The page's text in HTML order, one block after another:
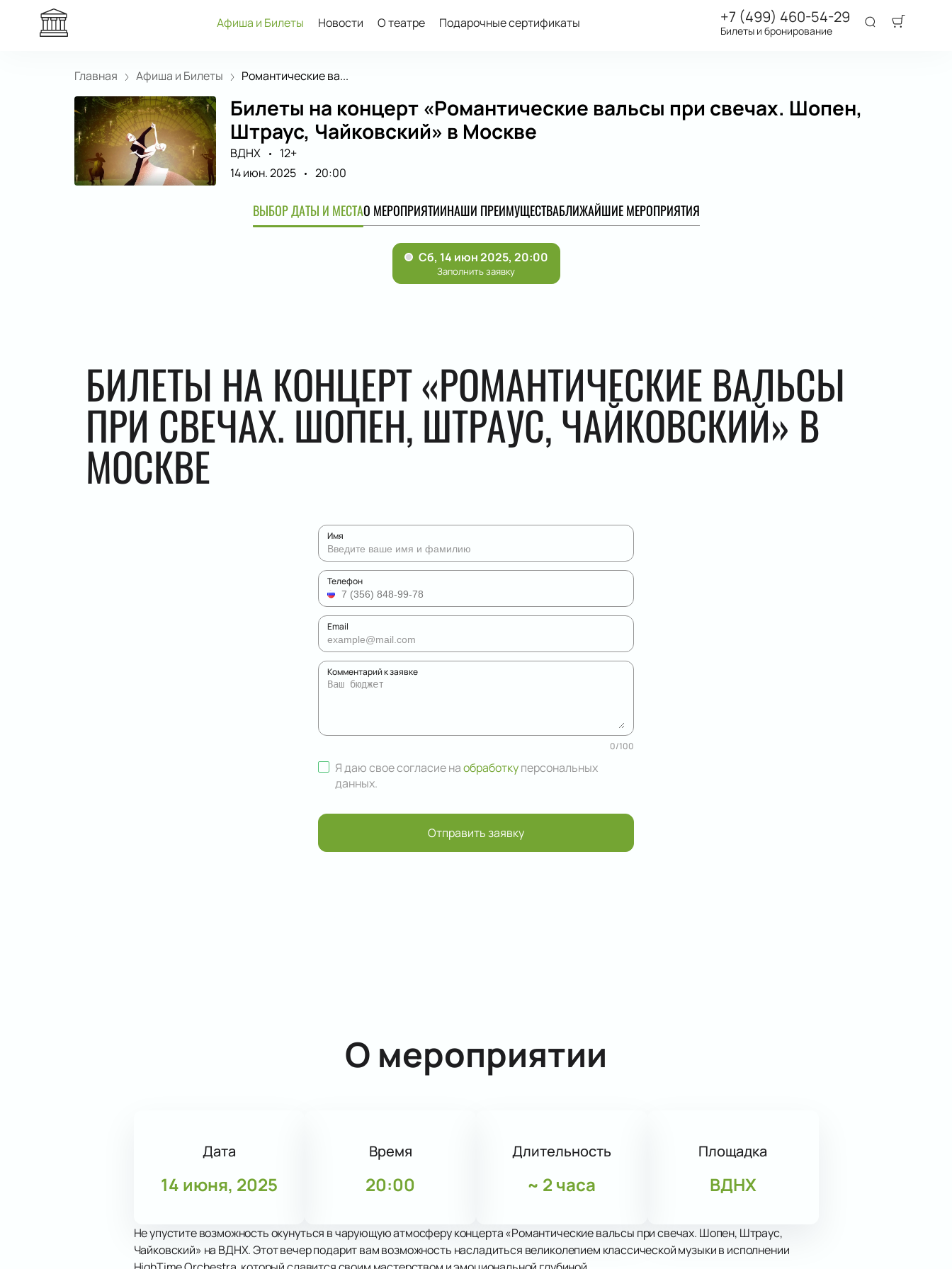
Афиша и Билеты Новости О театре Подарочные сертификаты +7 (499) 460-54-29
Билеты и бронирование
Главная Афиша и Билеты Романтические ва...
Билеты на концерт «Романтические вальсы при свечах. Шопен,
Штраус, Чайковский» в Москве
ВДНХ
12+
14 июн. 2025
20:00
ВЫБОР ДАТЫ И МЕСТАО МЕРОПРИЯТИИНАШИ ПРЕИМУЩЕСТВАБЛИЖАЙШИЕ МЕРОПРИЯТИЯ
БИЛЕТЫ НА КОНЦЕРТ «РОМАНТИЧЕСКИЕ ВАЛЬСЫ
ПРИ СВЕЧАХ. ШОПЕН, ШТРАУС, ЧАЙКОВСКИЙ» В
МОСКВЕ
Имя
Телефон
Email
Комментарий к заявке
0/100
Я даю свое согласие наобработкуперсональных
данных.
Отправить заявку
О мероприятии
Дата
14 июня, 2025
Время
20:00
Длительность
~ 2 часа
Площадка
ВДНХ
Не упустите возможность окунуться в чарующую атмосферу концерта «Романтические вальсы при свечах. Шопен, Штраус,
Чайковский» на ВДНХ. Этот вечер подарит вам возможность насладиться великолепием классической музыки в исполнении